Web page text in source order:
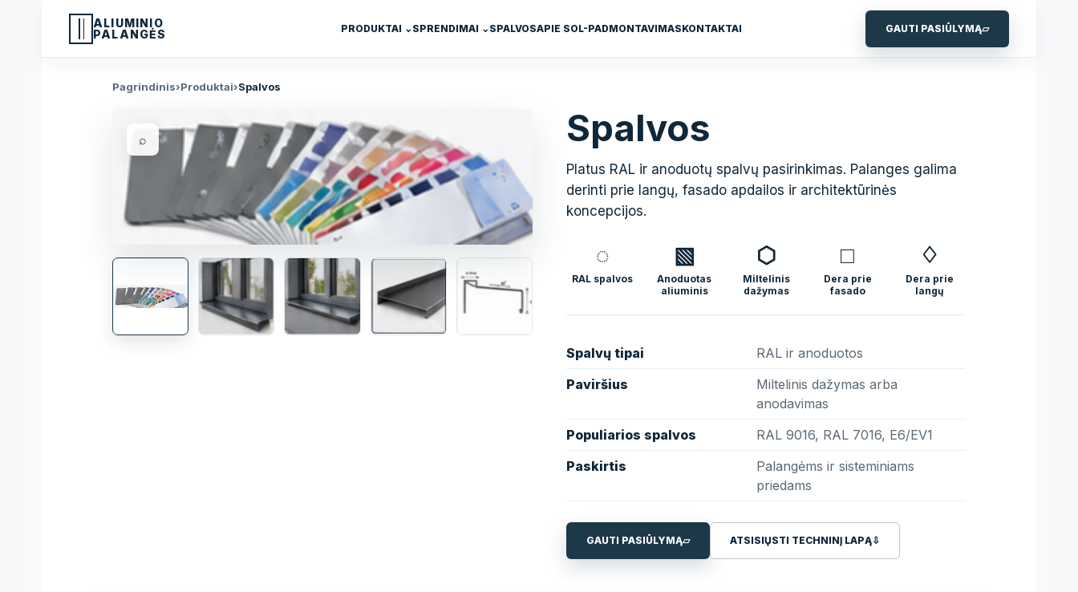
ALIUMINIO
PALANGĖS
PRODUKTAI ⌄ SPRENDIMAI ⌄ SPALVOSAPIE SOL-PADMONTAVIMASKONTAKTAI GAUTI PASIŪLYMĄ▱
Pagrindinis›Produktai›Spalvos
⌕ Spalvos
Platus RAL ir anoduotų spalvų pasirinkimas. Palanges galima
derinti prie langų, fasado apdailos ir architektūrinės
koncepcijos.
◌
RAL spalvos
▧
Anoduotas
aliuminis
⬡
Miltelinis
dažymas
□
Dera prie
fasado
♢
Dera prie
langų
Spalvų tipai
RAL ir anoduotos
Paviršius
Miltelinis dažymas arba
anodavimas
Populiarios spalvos
RAL 9016, RAL 7016, E6/EV1
Paskirtis
Palangėms ir sisteminiams
priedams
GAUTI PASIŪLYMĄ▱ ATSISIŲSTI TECHNINĮ LAPĄ⇩